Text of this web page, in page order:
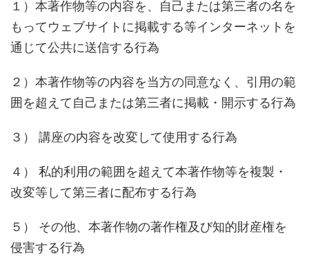
１）本著作物等の内容を、自己または第三者の名を
もってウェブサイトに掲載する等インターネットを
通じて公共に送信する行為
２）本著作物等の内容を当方の同意なく、引用の範
囲を超えて自己または第三者に掲載・開示する行為
３） 講座の内容を改変して使用する行為
４） 私的利用の範囲を超えて本著作物等を複製・
改変等して第三者に配布する行為
５） その他、本著作物の著作権及び知的財産権を
侵害する行為